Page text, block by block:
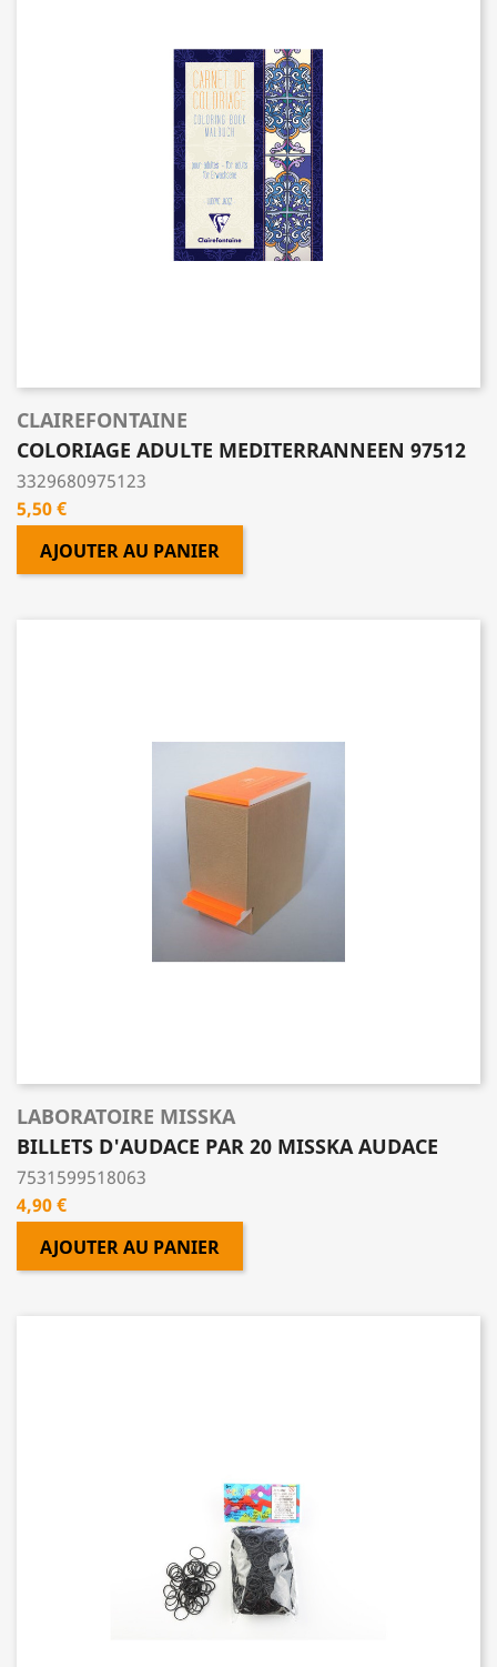
CLAIREFONTAINE
COLORIAGE ADULTE MEDITERRANNEEN 97512
3329680975123
Prix
5,50 €
AJOUTER AU PANIER
LABORATOIRE MISSKA
BILLETS D'AUDACE PAR 20 MISSKA AUDACE
7531599518063
Prix
4,90 €
AJOUTER AU PANIER